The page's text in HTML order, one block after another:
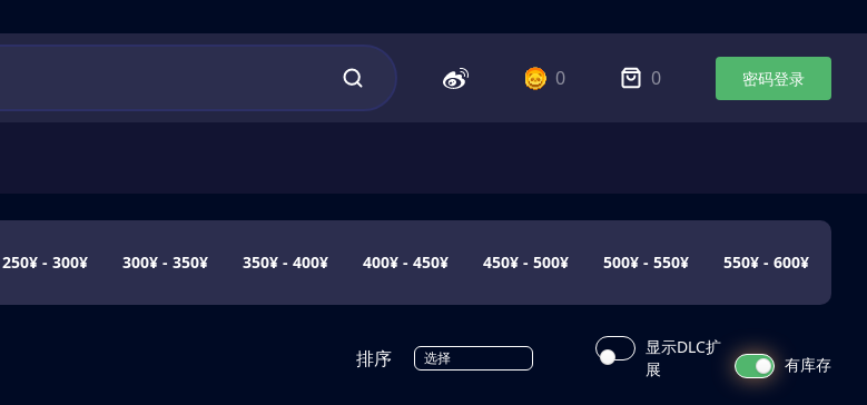
0 0 密码登录
250¥ - 300¥ 300¥ - 350¥ 350¥ - 400¥ 400¥ - 450¥ 450¥ - 500¥ 500¥ - 550¥ 550¥ - 600¥
排序 选择
显示DLC扩
展
有库存